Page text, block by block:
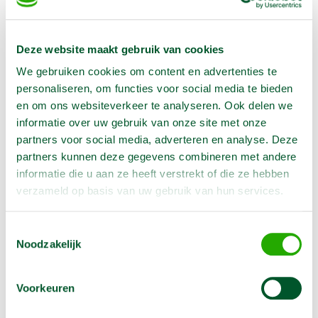
Deze website maakt gebruik van cookies
We gebruiken cookies om content en advertenties te
personaliseren, om functies voor social media te bieden
en om ons websiteverkeer te analyseren. Ook delen we
informatie over uw gebruik van onze site met onze
partners voor social media, adverteren en analyse. Deze
partners kunnen deze gegevens combineren met andere
informatie die u aan ze heeft verstrekt of die ze hebben
verzameld op basis van uw gebruik van hun services.
Noodzakelijk
Voorkeuren
- Geremd met kogelkoppeling
- Tafel en zitplaatsen voor 6 personen
Brandblusser schuim